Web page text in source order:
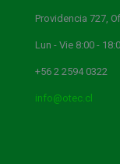
Providencia 727,
Lun - Vie 8:00 -
+56 2 2594 0322
info@otec.cl